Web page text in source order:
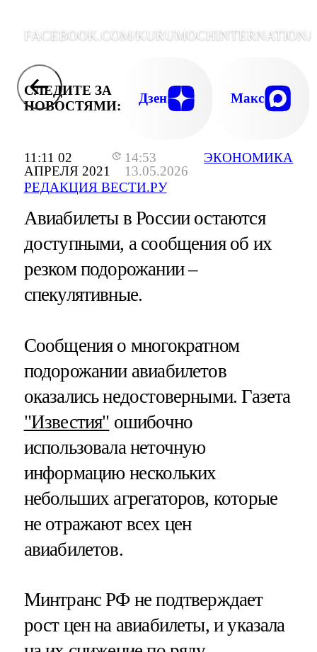
11:11 02
АПРЕЛЯ 2021
14:53
13.05.2026
РЕДАКЦИЯ ВЕСТИ.РУ
ЭКОНОМИКА
FACEBOOK.COM/
СЛЕДИТЕ ЗА
НОВОСТЯМИ:
Дзен Макс
Авиабилеты в России остаются
доступными, а сообщения об их
резком подорожании –
спекулятивные.
Сообщения о многократном
подорожании авиабилетов
оказались недостоверными. Газета
"Известия" ошибочно
использовала неточную
информацию нескольких
небольших агрегаторов, которые
не отражают всех цен
авиабилетов.
Минтранс РФ не подтверждает
рост цен на авиабилеты, и указала